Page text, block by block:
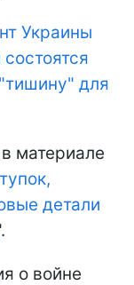
Украины
для
материале
детали
о войне